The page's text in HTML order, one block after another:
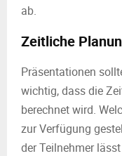
ab.
Zeitliche
Präsentationen
wichtig, dass die
berechnet wird.
zur Verfügung
der Teilnehmer